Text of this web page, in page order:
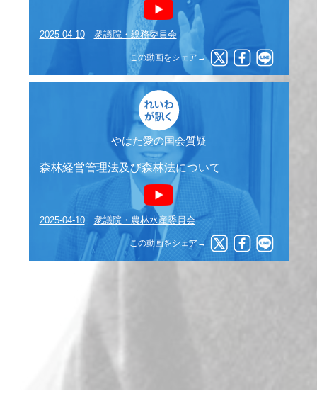
2025-04-10 衆議院・総務委員会
この動画をシェア→
やはた愛の国会質疑
森林経営管理法及び森林法について
2025-04-10 衆議院・農林水産委員会
この動画をシェア→